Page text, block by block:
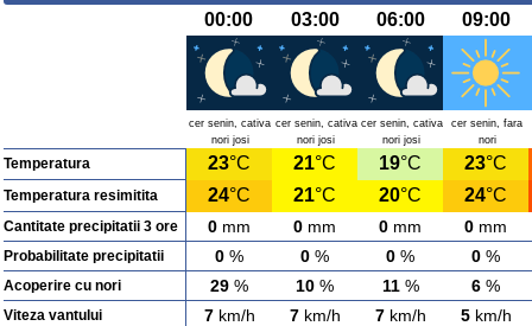
00:00 03:00 06:00 09:00
cer senin, cativa
nori josi
cer senin, cativa
nori josi
cer senin, cativa
nori josi
cer senin, fara
nori
Temperatura 23°C 21°C 19°C 23°C
Temperatura resimitita 24°C 21°C 20°C 24°C
Cantitate precipitatii 3 ore 0 mm 0 mm 0 mm 0 mm
Probabilitate precipitatii 0 % 0 % 0 % 0 %
Acoperire cu nori 29 % 10 % 11% 6 %
Viteza vantului 7km/h 7km/h 7km/h 5km/h